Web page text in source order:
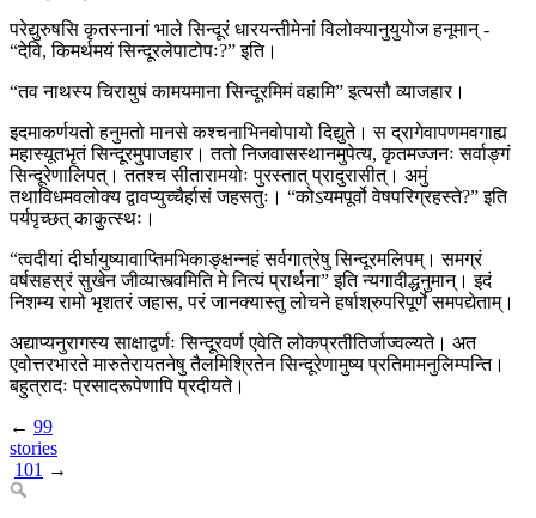
परेद्युरुषसि कृतस्नानां भाले सिन्दूरं धारयन्तीमेनां विलोक्यानुयुयोज हनूमान् -
“देवि, किमर्थमयं सिन्दूरलेपाटोपः?” इति।
“तव नाथस्य चिरायुषं कामयमाना सिन्दूरमिमं वहामि” इत्यसौ व्याजहार।
इदमाकर्णयतो हनुमतो मानसे कश्चनाभिनवोपायो दिद्युते। स द्रागेवापणमवगाह्य
महास्यूतभृतं सिन्दूरमुपाजहार। ततो निजवासस्थानमुपेत्य, कृतमज्जनः सर्वाङ्गं
सिन्दूरेणालिपत्। ततश्च सीतारामयोः पुरस्तात् प्रादुरासीत्। अमुं
तथाविधमवलोक्य द्वावप्युच्चैर्हासं जहसतुः। “कोऽयमपूर्वो वेषपरिग्रहस्ते?” इति
पर्यपृच्छत् काकुत्स्थः।
“त्वदीयां दीर्घायुष्यावाप्तिमभिकाङ्क्षन्नहं सर्वगात्रेषु सिन्दूरमलिपम्। समग्रं
वर्षसहस्रं सुखेन जीव्यास्त्वमिति मे नित्यं प्रार्थना” इति न्यगादीद्धनुमान्। इदं
निशम्य रामो भृशतरं जहास, परं जानक्यास्तु लोचने हर्षाश्रुपरिपूर्णे समपद्येताम्।
अद्याप्यनुरागस्य साक्षाद्वर्णः सिन्दूरवर्ण एवेति लोकप्रतीतिर्जाज्वल्यते। अत
एवोत्तरभारते मारुतेरायतनेषु तैलमिश्रितेन सिन्दूरेणामुष्य प्रतिमामनुलिम्पन्ति।
बहुत्रादः प्रसादरूपेणापि प्रदीयते।
← 99
stories
101 →